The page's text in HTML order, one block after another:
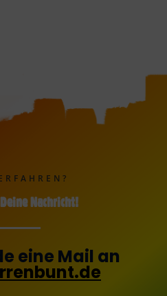
Nachricht!
eine Mail an